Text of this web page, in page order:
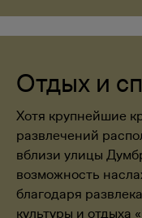
Отдых и
Хотя крупнейшие
развлечений
вблизи улицы
возможность
благодаря
культуры и отдыха